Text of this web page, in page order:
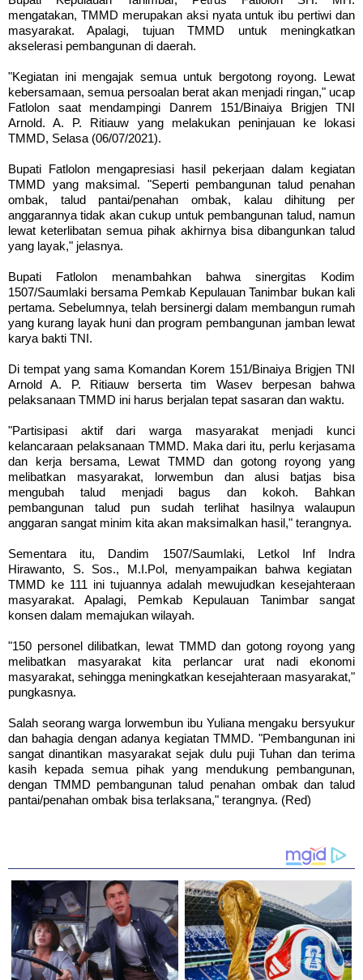
mengatakan, TMMD merupakan aksi nyata untuk ibu pertiwi dan
masyarakat. Apalagi, tujuan TMMD untuk meningkatkan
akselerasi pembangunan di daerah.
"Kegiatan ini mengajak semua untuk bergotong royong. Lewat
kebersamaan, semua persoalan berat akan menjadi ringan," ucap
Fatlolon saat mendampingi Danrem 151/Binaiya Brigjen TNI
Arnold. A. P. Ritiauw yang melakukan peninjauan ke lokasi
TMMD, Selasa (06/07/2021).
Bupati Fatlolon mengapresiasi hasil pekerjaan dalam kegiatan
TMMD yang maksimal. "Seperti pembangunan talud penahan
ombak, talud pantai/penahan ombak, kalau dihitung per
anggarannya tidak akan cukup untuk pembangunan talud, namun
lewat keterlibatan semua pihak akhirnya bisa dibangunkan talud
yang layak," jelasnya.
Bupati Fatlolon menambahkan bahwa sinergitas Kodim
1507/Saumlaki bersama Pemkab Kepulauan Tanimbar bukan kali
pertama. Sebelumnya, telah bersinergi dalam membangun rumah
yang kurang layak huni dan program pembangunan jamban lewat
karya bakti TNI.
Di tempat yang sama Komandan Korem 151/Binaiya Brigjen TNI
Arnold A. P. Ritiauw berserta tim Wasev berpesan bahwa
pelaksanaan TMMD ini harus berjalan tepat sasaran dan waktu.
"Partisipasi aktif dari warga masyarakat menjadi kunci
kelancaraan pelaksanaan TMMD. Maka dari itu, perlu kerjasama
dan kerja bersama, Lewat TMMD dan gotong royong yang
melibatkan masyarakat, lorwembun dan alusi batjas bisa
mengubah talud menjadi bagus dan kokoh. Bahkan
pembangunan talud pun sudah terlihat hasilnya walaupun
anggaran sangat minim kita akan maksimalkan hasil," terangnya.
Sementara itu, Dandim 1507/Saumlaki, Letkol Inf Indra
Hirawanto, S. Sos., M.I.Pol, menyampaikan bahwa kegiatan
TMMD ke 111 ini tujuannya adalah mewujudkan kesejahteraan
masyarakat. Apalagi, Pemkab Kepulauan Tanimbar sangat
konsen dalam memajukan wilayah.
"150 personel dilibatkan, lewat TMMD dan gotong royong yang
melibatkan masyarakat kita perlancar urat nadi ekonomi
masyarakat, sehingga meningkatkan kesejahteraan masyarakat,"
pungkasnya.
Salah seorang warga lorwembun ibu Yuliana mengaku bersyukur
dan bahagia dengan adanya kegiatan TMMD. "Pembangunan ini
sangat dinantikan masyarakat sejak dulu puji Tuhan dan terima
kasih kepada semua pihak yang mendukung pembangunan,
dengan TMMD pembangunan talud penahan ombak dan talud
pantai/penahan ombak bisa terlaksana," terangnya. (Red)